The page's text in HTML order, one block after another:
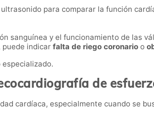
para comparar la función
sanguínea y el funcionamiento de las
indicar falta de riego coronario o
de
cardíaca, especialmente cuando se